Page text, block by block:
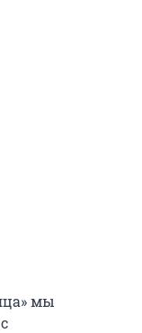
мы